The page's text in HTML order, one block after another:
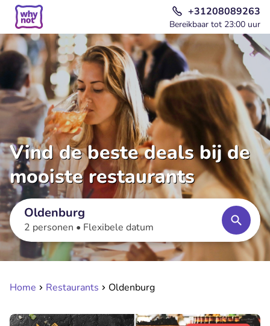
+31208089263
Bereikbaar tot 23:00 uur
Vind de beste deals bij de
mooiste restaurants
Oldenburg
2 personen • Flexibele datum
Home Restaurants Oldenburg